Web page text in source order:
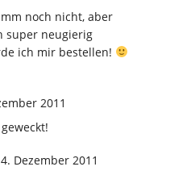
noch nicht, aber
super neugierig
ich mir bestellen!
2011
Dezember 2011